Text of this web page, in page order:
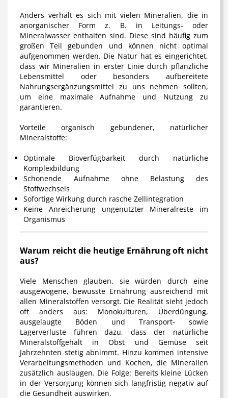
Anders verhält es sich mit vielen Mineralien, die in
anorganischer Form z. B. in Leitungs- oder
Mineralwasser enthalten sind. Diese sind häufig zum
großen Teil gebunden und können nicht optimal
aufgenommen werden. Die Natur hat es eingerichtet,
dass wir Mineralien in erster Linie durch pflanzliche
Lebensmittel oder besonders aufbereitete
Nahrungsergänzungsmittel zu uns nehmen sollten,
um eine maximale Aufnahme und Nutzung zu
garantieren.
Vorteile organisch gebundener, natürlicher
Mineralstoffe:
Optimale Bioverfügbarkeit durch natürliche
Komplexbildung
Schonende Aufnahme ohne Belastung des
Stoffwechsels
Sofortige Wirkung durch rasche Zellintegration
Keine Anreicherung ungenutzter Mineralreste im
Organismus
Warum reicht die heutige Ernährung oft nicht
aus?
Viele Menschen glauben, sie würden durch eine
ausgewogene, bewusste Ernährung ausreichend mit
allen Mineralstoffen versorgt. Die Realität sieht jedoch
oft anders aus: Monokulturen, Überdüngung,
ausgelaugte Böden und Transport- sowie
Lagerverluste führen dazu, dass der natürliche
Mineralstoffgehalt in Obst und Gemüse seit
Jahrzehnten stetig abnimmt. Hinzu kommen intensive
Verarbeitungsmethoden und Kochen, die Mineralien
zusätzlich auslaugen. Die Folge: Bereits kleine Lücken
in der Versorgung können sich langfristig negativ auf
die Gesundheit auswirken.